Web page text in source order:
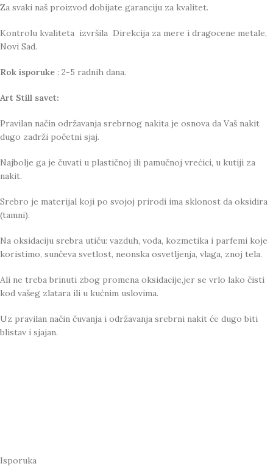
Za svaki naš proizvod dobijate garanciju za kvalitet.
Kontrolu kvaliteta izvršila Direkcija za mere i dragocene metale,
Novi Sad.
Rok isporuke : 2-5 radnih dana.
Art Still savet:
Pravilan način održavanja srebrnog nakita je osnova da Vaš nakit
dugo zadrži početni sjaj.
Najbolje ga je čuvati u plastičnoj ili pamučnoj vrećici, u kutiji za
nakit.
Srebro je materijal koji po svojoj prirodi ima sklonost da oksidira
(tamni).
Na oksidaciju srebra utiču: vazduh, voda, kozmetika i parfemi koje
koristimo, sunčeva svetlost, neonska osvetljenja, vlaga, znoj tela.
Ali ne treba brinuti zbog promena oksidacije,jer se vrlo lako čisti
kod vašeg zlatara ili u kućnim uslovima.
Uz pravilan način čuvanja i održavanja srebrni nakit će dugo biti
blistav i sjajan.
Isporuka